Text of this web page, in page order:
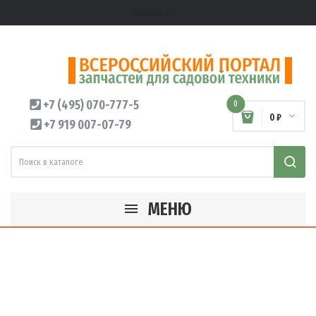
+7 (495) 070-777-5
+7 919 007-07-79
0
0 ₽
МЕНЮ